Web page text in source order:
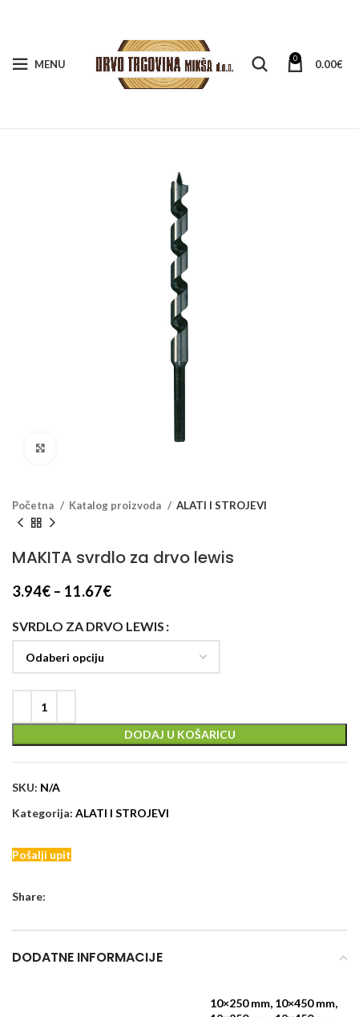
MENU 0 0.00€
Početna Katalog proizvoda ALATI I STROJEVI
MAKITA svrdlo za drvo lewis
3.94€ – 11.67€
SVRDLO ZA DRVO LEWIS
DODAJ U KOŠARICU
SKU: N/A
Kategorija: ALATI I STROJEVI
Pošalji upit
Share:
DODATNE INFORMACIJE
10×250 mm, 10×450 mm,